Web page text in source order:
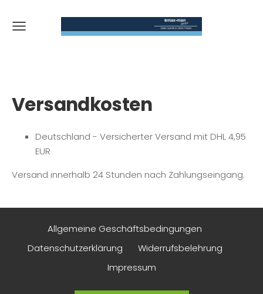
Versandkosten
Deutschland - Versicherter Versand mit DHL 4,95
EUR
Versand innerhalb 24 Stunden nach Zahlungseingang.
Allgemeine Geschäftsbedingungen
Datenschutzerklärung
Widerrufsbelehrung
Impressum